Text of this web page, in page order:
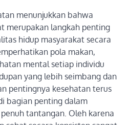
menunjukkan bahwa
merupakan langkah penting
hidup masyarakat secara
pola makan,
mental setiap individu
yang lebih seimbang dan
pentingnya kesehatan terus
bagian penting dalam
tantangan. Oleh karena